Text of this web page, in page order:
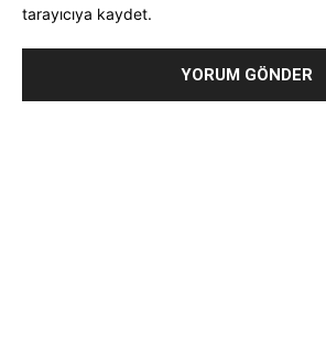
tarayıcıya kaydet.